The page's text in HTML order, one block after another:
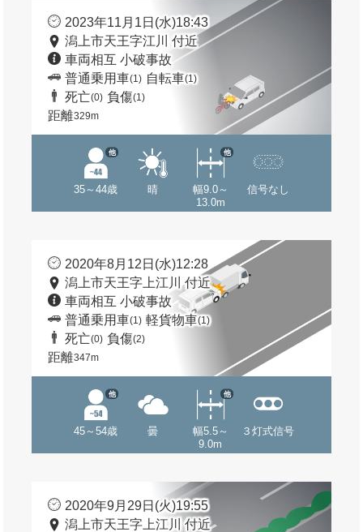
2023年11月1日(水)18:43
潟上市天王字江川 付近
車両相互 小破事故
普通乗用車(1) 自転車(1)
死亡(0) 負傷(1)
距離329m
35～44歳
他
晴
幅9.0～
13.0m
他
信号なし
2020年8月12日(水)12:28
潟上市天王字上江川 付近
車両相互 小破事故
普通乗用車(1) 軽貨物車(1)
死亡(0) 負傷(2)
距離347m
45～54歳
他
曇
幅5.5～
9.0m
他
３灯式信号
2020年9月29日(火)19:55
潟上市天王字上江川 付近